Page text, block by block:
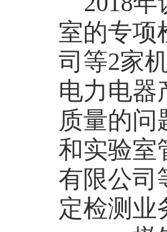
室的专项
司等2家
电力电器
质量的问
和实验室
有限公司
定检测业